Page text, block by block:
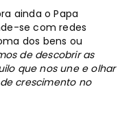
ainda o Papa
se com redes
dos bens ou
de descobrir as
que nos une e olhar
crescimento no